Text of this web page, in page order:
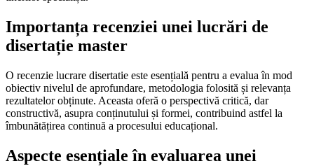
Importanța recenziei unei lucrări de
disertație master
O recenzie lucrare disertatie este esențială pentru a evalua în mod
obiectiv nivelul de aprofundare, metodologia folosită și relevanța
rezultatelor obținute. Aceasta oferă o perspectivă critică, dar
constructivă, asupra conținutului și formei, contribuind astfel la
îmbunătățirea continuă a procesului educațional.
Aspecte esențiale în evaluarea unei